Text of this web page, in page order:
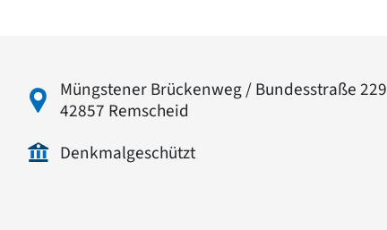
Müngstener Brückenweg / Bundesstraße 229
42857 Remscheid
Denkmalgeschützt